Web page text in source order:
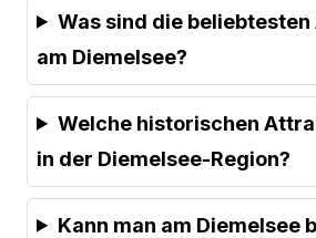
Was sind die
am Diemelsee?
Welche historischen
in der Diemelsee-Region?
Kann man am Diemelsee